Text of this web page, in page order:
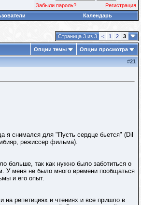
Забыли пароль?
Регистрация
Календарь
Страница 3 из 3 < 1 2 3
Опции темы Опции просмотра
#21
я снимался для "Пусть сердце бьется" (Dil
режиссер фильма).
больше, так как нужно было заботиться о
У меня не было много времени пообщаться
и его опыт.
репетициях и чтениях и все пришло в